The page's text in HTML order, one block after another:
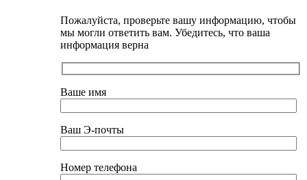
Пожалуйста, проверьте вашу информацию, чтобы
мы могли ответить вам. Убедитесь, что ваша
информация верна
Ваше имя
Ваш Э-почты
Номер телефона